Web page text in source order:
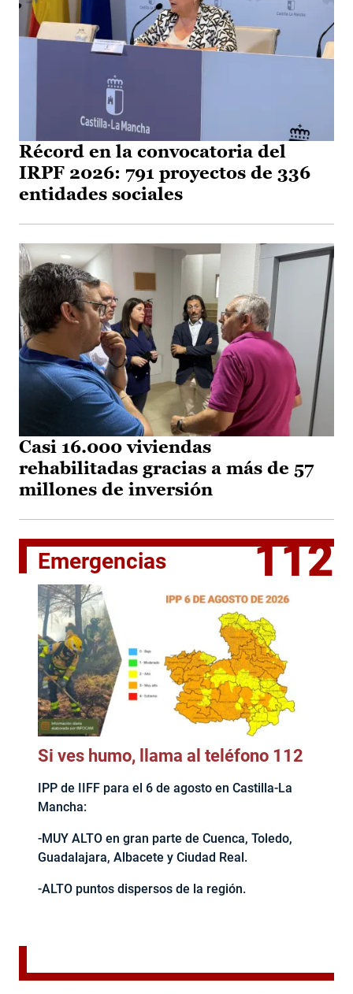
Récord en la convocatoria del
IRPF 2026: 791 proyectos de 336
entidades sociales
Casi 16.000 viviendas
rehabilitadas gracias a más de 57
millones de inversión
Emergencias 112
Si ves humo, llama al teléfono 112
IPP de IIFF para el 6 de agosto en Castilla-La
Mancha:
-MUY ALTO en gran parte de Cuenca, Toledo,
Guadalajara, Albacete y Ciudad Real.
-ALTO puntos dispersos de la región.